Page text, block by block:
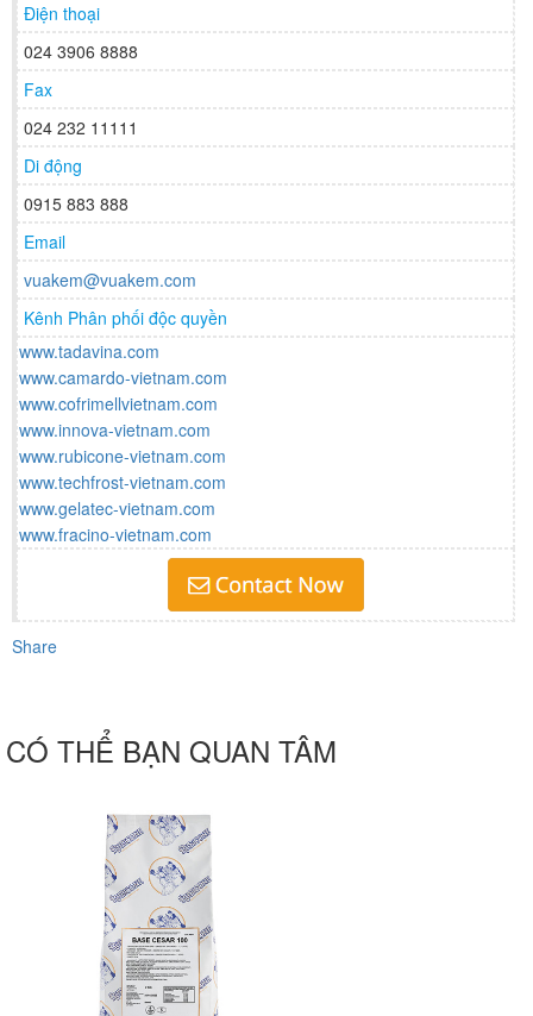
Điện thoại
024 3906 8888
Fax
024 232 11111
Di động
0915 883 888
Email
vuakem@vuakem.com
Kênh Phân phối độc quyền
www.tadavina.com
www.camardo-vietnam.com
www.cofrimellvietnam.com
www.innova-vietnam.com
www.rubicone-vietnam.com
www.techfrost-vietnam.com
www.gelatec-vietnam.com
www.fracino-vietnam.com
Share
CÓ THỂ BẠN QUAN TÂM